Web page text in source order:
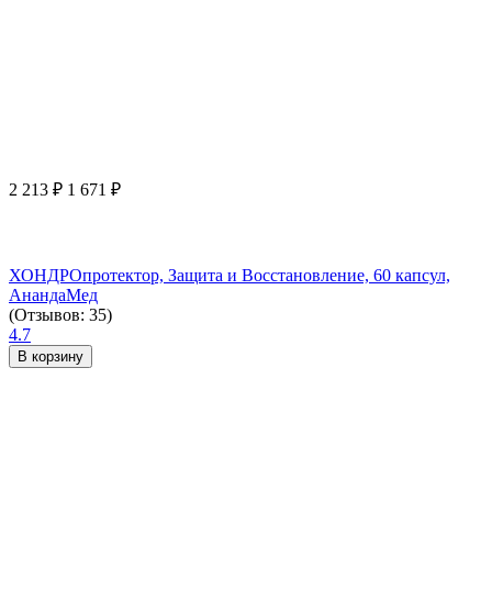
2 213 ₽ 1 671 ₽
ХОНДРОпротектор, Защита и Восстановление, 60 капсул,
АнандаМед
(Отзывов: 35)
4.7
В корзину